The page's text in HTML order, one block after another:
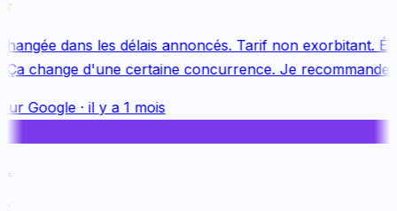
dans les délais annoncés. Tarif non exorbitant.
change d'une certaine concurrence. Je recommande
Google· il y a 1 mois